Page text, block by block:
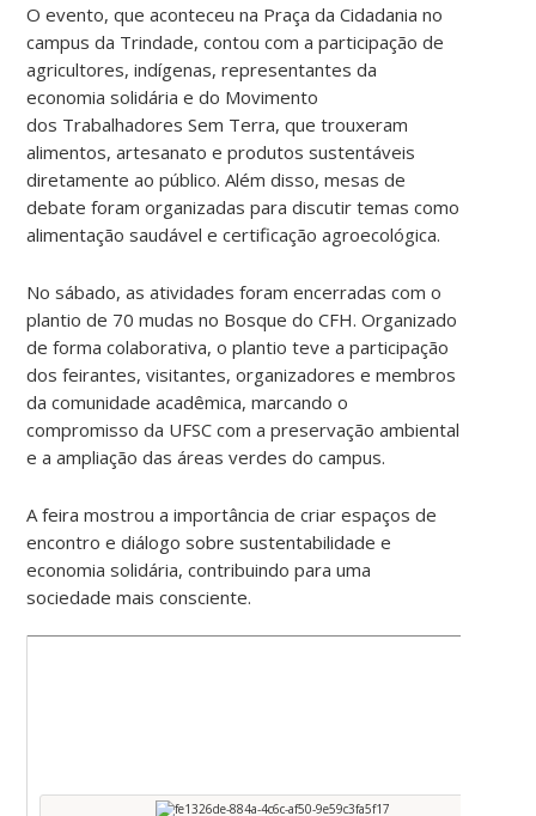
O evento, que aconteceu na Praça da Cidadania no
campus da Trindade, contou com a participação de
agricultores, indígenas, representantes da
economia solidária e do Movimento
dos Trabalhadores Sem Terra, que trouxeram
alimentos, artesanato e produtos sustentáveis
diretamente ao público. Além disso, mesas de
debate foram organizadas para discutir temas como
alimentação saudável e certificação agroecológica.
No sábado, as atividades foram encerradas com o
plantio de 70 mudas no Bosque do CFH. Organizado
de forma colaborativa, o plantio teve a participação
dos feirantes, visitantes, organizadores e membros
da comunidade acadêmica, marcando o
compromisso da UFSC com a preservação ambiental
e a ampliação das áreas verdes do campus.
A feira mostrou a importância de criar espaços de
encontro e diálogo sobre sustentabilidade e
economia solidária, contribuindo para uma
sociedade mais consciente.